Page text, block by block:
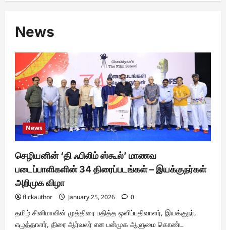
News
News
செழியனின் ‘தி ஃபிலிம் ஸ்கூல்’ மாணவ
படைப்பாளிகளின் 34 திரைப்படங்கள் – இயக்குநர்கள்
அறிமுக விழா
flickauthor January 25, 2026 0
தமிழ் சினிமாவின் முத்திரை பதித்த ஒளிப்பதிவாளர், இயக்குநர்,
எழுத்தாளர், திரை ஆர்வலர் என பன்முக ஆளுமை கொண்ட